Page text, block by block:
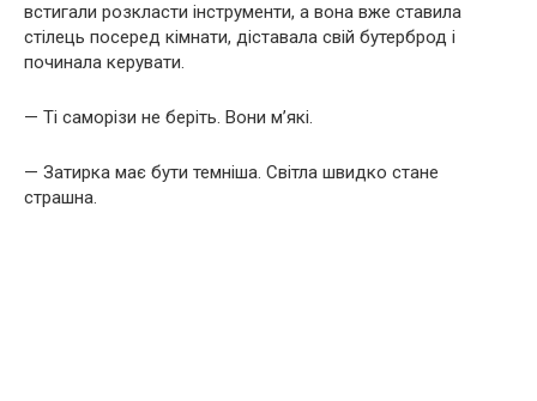
встигали розкласти інструменти, а вона вже ставила
стілець посеред кімнати, діставала свій бутерброд і
починала керувати.
— Ті саморізи не беріть. Вони м’які.
— Затирка має бути темніша. Світла швидко стане
страшна.